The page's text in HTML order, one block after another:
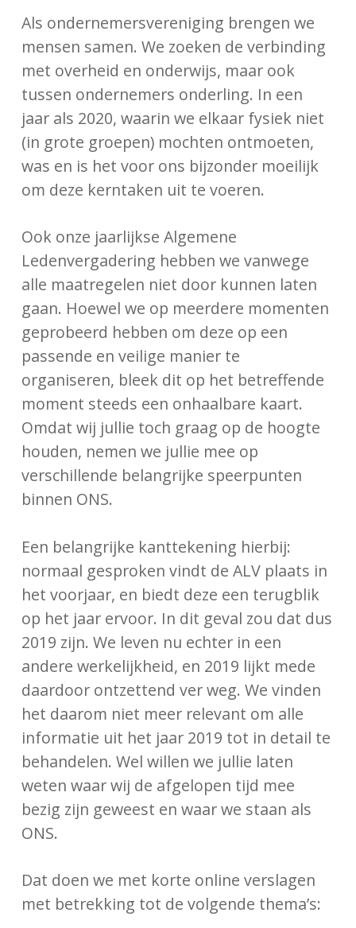
Als ondernemersvereniging brengen we
mensen samen. We zoeken de verbinding
met overheid en onderwijs, maar ook
tussen ondernemers onderling. In een
jaar als 2020, waarin we elkaar fysiek niet
(in grote groepen) mochten ontmoeten,
was en is het voor ons bijzonder moeilijk
om deze kerntaken uit te voeren.
Ook onze jaarlijkse Algemene
Ledenvergadering hebben we vanwege
alle maatregelen niet door kunnen laten
gaan. Hoewel we op meerdere momenten
geprobeerd hebben om deze op een
passende en veilige manier te
organiseren, bleek dit op het betreffende
moment steeds een onhaalbare kaart.
Omdat wij jullie toch graag op de hoogte
houden, nemen we jullie mee op
verschillende belangrijke speerpunten
binnen ONS.
Een belangrijke kanttekening hierbij:
normaal gesproken vindt de ALV plaats in
het voorjaar, en biedt deze een terugblik
op het jaar ervoor. In dit geval zou dat dus
2019 zijn. We leven nu echter in een
andere werkelijkheid, en 2019 lijkt mede
daardoor ontzettend ver weg. We vinden
het daarom niet meer relevant om alle
informatie uit het jaar 2019 tot in detail te
behandelen. Wel willen we jullie laten
weten waar wij de afgelopen tijd mee
bezig zijn geweest en waar we staan als
ONS.
Dat doen we met korte online verslagen
met betrekking tot de volgende thema’s: